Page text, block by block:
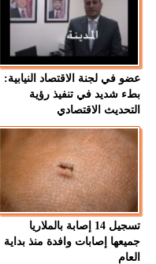
عضو في لجنة الاقتصاد النيابية:
بطء شديد في تنفيذ رؤية
التحديث الاقتصادي
تسجيل 14 إصابة بالملاريا
جميعها إصابات وافدة منذ بداية
العام